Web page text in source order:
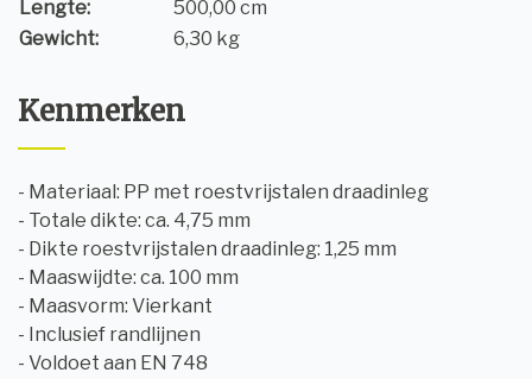
Lengte:
500,00 cm
Gewicht:
6,30 kg
Kenmerken
- Materiaal: PP met roestvrijstalen draadinleg
- Totale dikte: ca. 4,75 mm
- Dikte roestvrijstalen draadinleg: 1,25 mm
- Maaswijdte: ca. 100 mm
- Maasvorm: Vierkant
- Inclusief randlijnen
- Voldoet aan EN 748